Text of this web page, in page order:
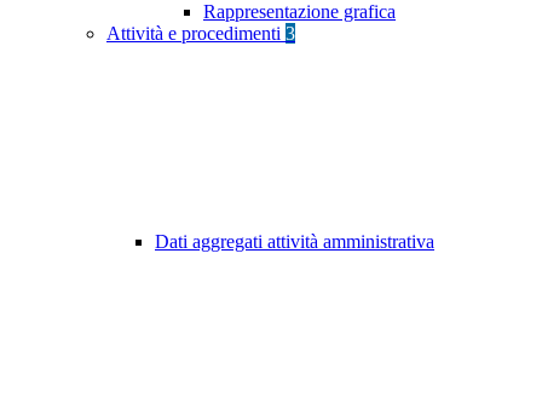
Rappresentazione grafica
Attività e procedimenti 3
Dati aggregati attività amministrativa